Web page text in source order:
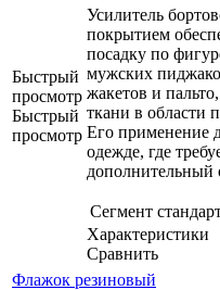
Быстрый
просмотр
Быстрый
просмотр
Усилитель
покрытием
посадку по
мужских
жакетов и
ткани в области
Его применение
одежде, где
дополнительный
Сегмент
Характеристики
Сравнить
Флажок резиновый